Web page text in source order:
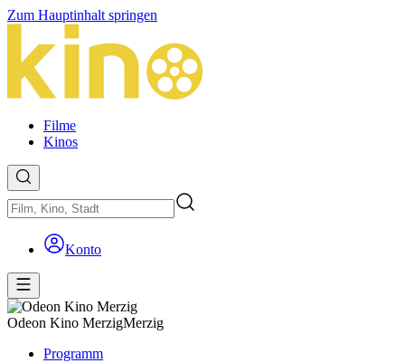
Zum Hauptinhalt springen
Filme
Kinos
Konto
Odeon Kino MerzigMerzig
Programm